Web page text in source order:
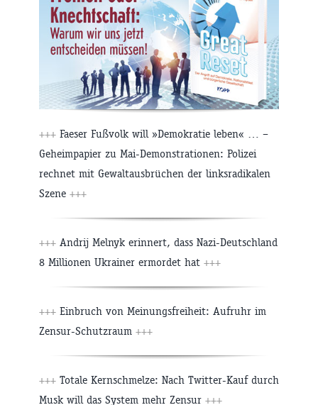
+++ Faeser Fußvolk will »Demokratie leben« … –
Geheimpapier zu Mai-Demonstrationen: Polizei
rechnet mit Gewaltausbrüchen der linksradikalen
Szene +++
+++ Andrij Melnyk erinnert, dass Nazi-Deutschland
8 Millionen Ukrainer ermordet hat +++
+++ Einbruch von Meinungsfreiheit: Aufruhr im
Zensur-Schutzraum +++
+++ Totale Kernschmelze: Nach Twitter-Kauf durch
Musk will das System mehr Zensur +++